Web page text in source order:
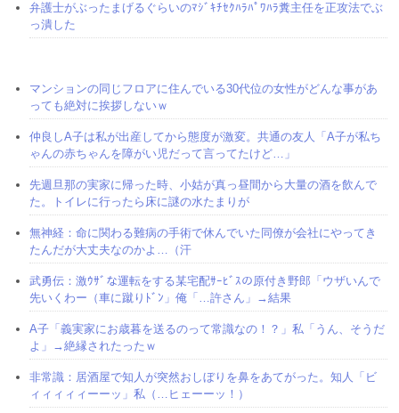
弁護士がぶったまげるぐらいのﾏｼﾞｷﾁｾｸﾊﾗﾊﾟﾜﾊﾗ糞主任を正攻法でぶ
っ潰した
マンションの同じフロアに住んでいる30代位の女性がどんな事があ
っても絶対に挨拶しないｗ
仲良しA子は私が出産してから態度が激変。共通の友人「A子が私ち
ゃんの赤ちゃんを障がい児だって言ってたけど…」
先週旦那の実家に帰った時、小姑が真っ昼間から大量の酒を飲んで
た。トイレに行ったら床に謎の水たまりが
無神経：命に関わる難病の手術で休んでいた同僚が会社にやってき
たんだが大丈夫なのかよ…（汗
武勇伝：激ｳｻﾞな運転をする某宅配ｻｰﾋﾞｽの原付き野郎「ウザいんで
先いくわー（車に蹴りﾄﾞﾝ」俺「…許さん」→結果
A子「義実家にお歳暮を送るのって常識なの！？」私「うん、そうだ
よ」→絶縁されたったｗ
非常識：居酒屋で知人が突然おしぼりを鼻をあてがった。知人「ビ
ィィィィィーーッ」私（…ヒェーーッ！）